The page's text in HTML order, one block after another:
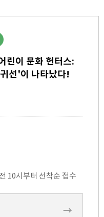
린이 문화 헌터스:
선'이 나타났다!
10시부터 선착순 접수
→